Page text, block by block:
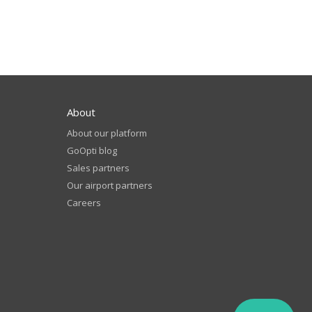
About
About our platform
GoOpti blog
Sales partners
Our airport partners
Careers